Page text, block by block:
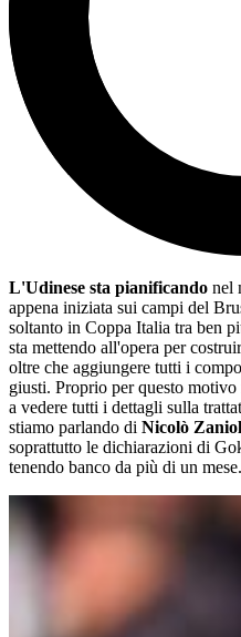
L'Udinese sta pianificando nel
appena iniziata sui campi del
soltanto in Coppa Italia tra ben
sta mettendo all'opera per
oltre che aggiungere tutti i
giusti. Proprio per questo
a vedere tutti i dettagli sulla
stiamo parlando di Nicolò
soprattutto le dichiarazioni di
tenendo banco da più di un mese.